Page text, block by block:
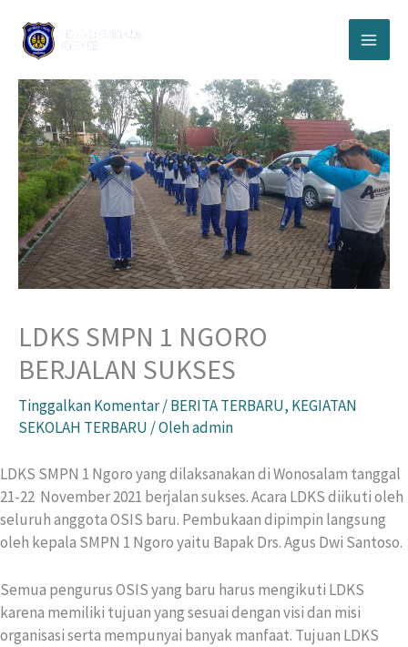
konten
LDKS SMPN 1 NGORO
BERJALAN SUKSES
Tinggalkan Komentar/BERITA TERBARU, KEGIATAN
SEKOLAH TERBARU / Olehadmin
LDKS SMPN 1 Ngoro yang dilaksanakan di Wonosalam tanggal
21-22 November 2021 berjalan sukses. Acara LDKS diikuti oleh
seluruh anggota OSIS baru. Pembukaan dipimpin langsung
oleh kepala SMPN 1 Ngoro yaitu Bapak Drs. Agus Dwi Santoso.
Semua pengurus OSIS yang baru harus mengikuti LDKS
karena memiliki tujuan yang sesuai dengan visi dan misi
organisasi serta mempunyai banyak manfaat. Tujuan LDKS